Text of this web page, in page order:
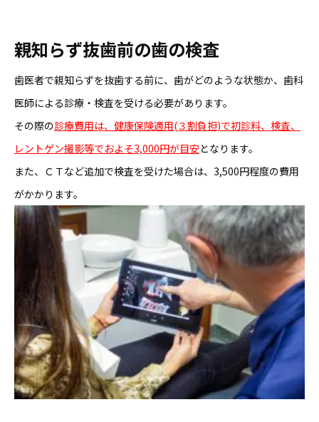
親知らず抜歯前の歯の検査
歯医者で親知らずを抜歯する前に、歯がどのような状態か、歯科
医師による診療・検査を受ける必要があります。
その際の診療費用は、健康保険適用(３割負担)で初診料、検査、
レントゲン撮影等でおよそ3,000円が目安となります。
また、ＣＴなど追加で検査を受けた場合は、3,500円程度の費用
がかかります。